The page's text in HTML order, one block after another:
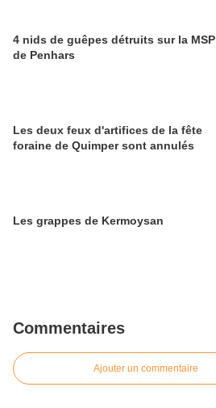
4 nids de guêpes détruits sur la MSP
de Penhars
Les deux feux d'artifices de la fête
foraine de Quimper sont annulés
Les grappes de Kermoysan
Commentaires
Ajouter un commentaire